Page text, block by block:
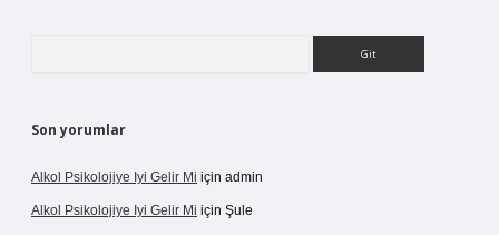
Son yorumlar
Alkol Psikolojiye Iyi Gelir Mi için admin
Alkol Psikolojiye Iyi Gelir Mi için Şule